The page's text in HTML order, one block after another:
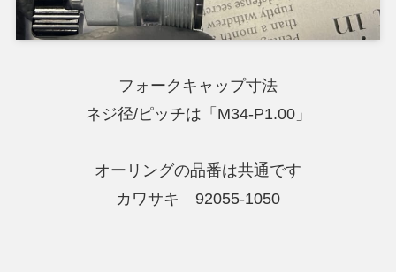
フォークキャップ寸法
ネジ径/ピッチは「M34-P1.00」
オーリングの品番は共通です
カワサキ 92055-1050